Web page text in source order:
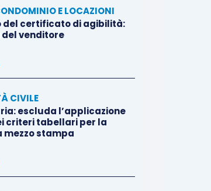
E LOCAZIONI
del certificato di agibilità:
venditore
CIVILE
escluda l’applicazione
criteri tabellari per la
mezzo stampa